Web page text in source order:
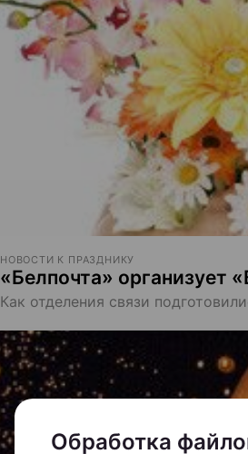
НОВОСТИ К ПРАЗДНИКУ
«Белпочта» организует
Как отделения связи
Обработка